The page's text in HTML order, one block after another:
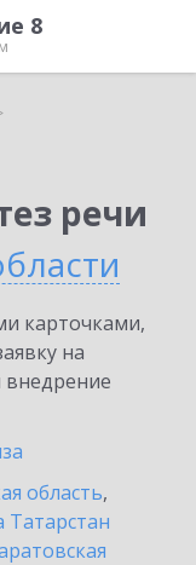
8
речи
карточками,
на
область,
Татарстан